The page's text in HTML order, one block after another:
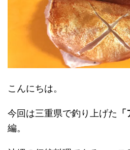
こんにちは。
今回は三重県で釣り上げた
編。